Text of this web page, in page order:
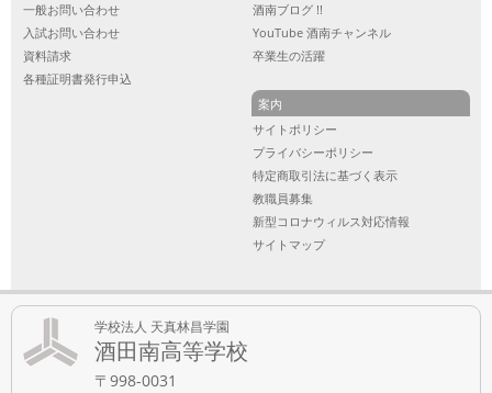
一般お問い合わせ
入試お問い合わせ
資料請求
各種証明書発行申込
酒南ブログ !!
YouTube 酒南チャンネル
卒業生の活躍
案内
サイトポリシー
プライバシーポリシー
特定商取引法に基づく表示
教職員募集
新型コロナウィルス対応情報
サイトマップ
学校法人 天真林昌学園
酒田南高等学校
〒998-0031